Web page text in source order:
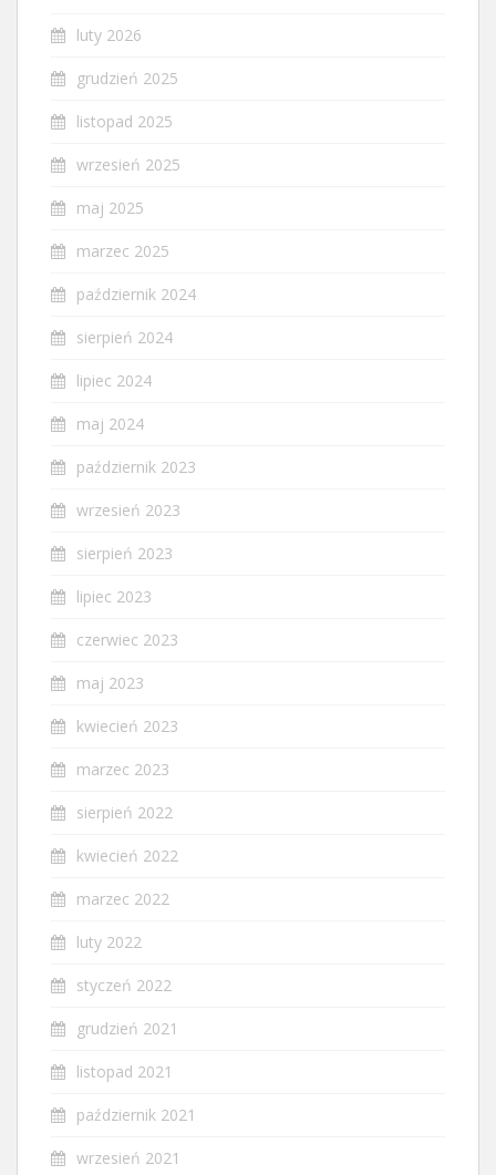
luty 2026
grudzień 2025
listopad 2025
wrzesień 2025
maj 2025
marzec 2025
październik 2024
sierpień 2024
lipiec 2024
maj 2024
październik 2023
wrzesień 2023
sierpień 2023
lipiec 2023
czerwiec 2023
maj 2023
kwiecień 2023
marzec 2023
sierpień 2022
kwiecień 2022
marzec 2022
luty 2022
styczeń 2022
grudzień 2021
listopad 2021
październik 2021
wrzesień 2021